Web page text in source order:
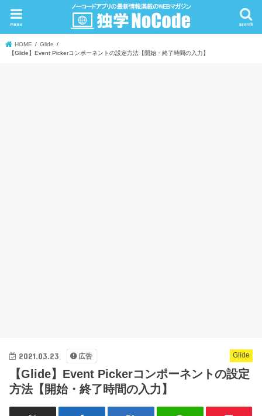
search
menu
HOME
Glide
【Glide】Event Pickerコンポーネントの設定方法【開始・終了時間の入力】
Glide
2021.03.23 広告
【Glide】Event Pickerコンポーネントの設定
方法【開始・終了時間の入力】